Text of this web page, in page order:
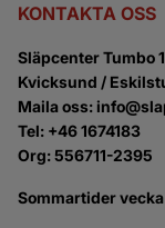
KONTAKTA OSS
Släpcenter Tumbo
Kvicksund /
Maila oss:
Tel: +46 1674183
Org: 556711-2395
Sommartider